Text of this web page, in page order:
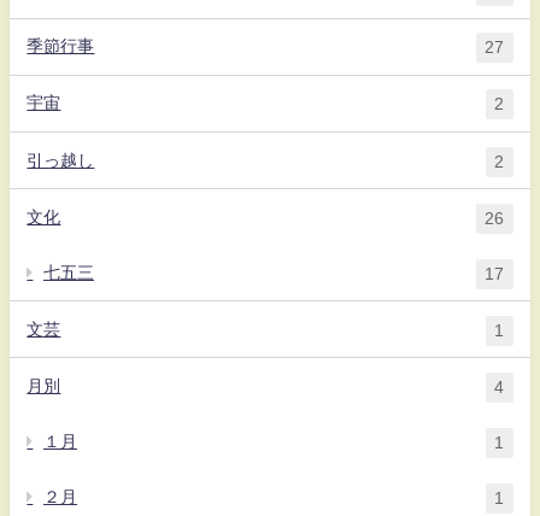
季節行事 27
宇宙 2
引っ越し 2
文化 26
七五三 17
文芸 1
月別 4
１月 1
２月 1